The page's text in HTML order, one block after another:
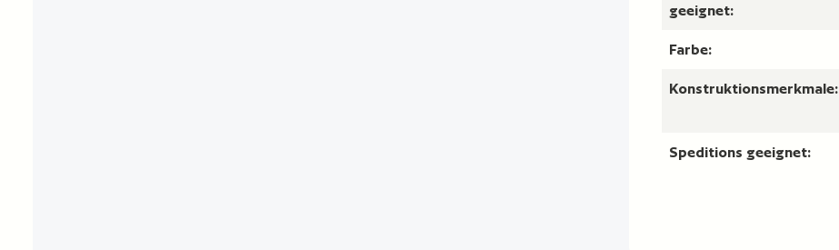
geeignet:
Farbe:
Konstruktionsmerkmale:
Speditions geeignet: